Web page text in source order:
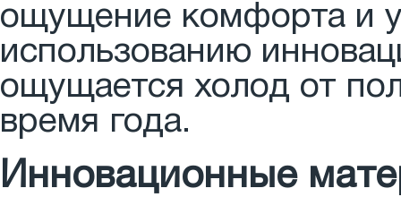
ощущение комфорта и
использованию
ощущается холод от
время года.
Инновационные